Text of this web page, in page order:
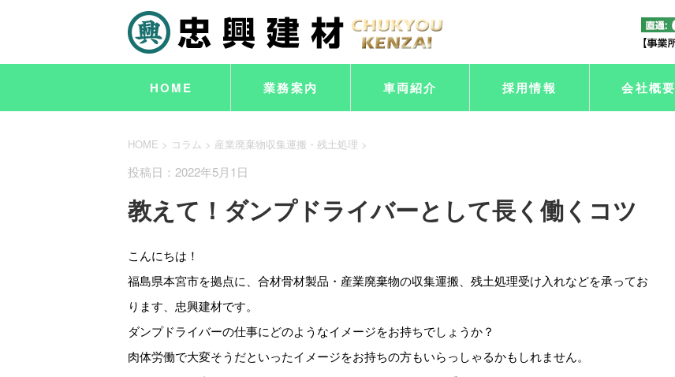
HOME 業務案内 車両紹介 採用情報 会社概要
HOME > コラム > 産業廃棄物収集運搬・残土処理 >
投稿日：2022年5月1日
教えて！ダンプドライバーとして長く働くコツ
こんにちは！
福島県本宮市を拠点に、合材骨材製品・産業廃棄物の収集運搬、残土処理受け入れなどを承ってお
ります、忠興建材です。
ダンプドライバーの仕事にどのようなイメージをお持ちでしょうか？
肉体労働で大変そうだといったイメージをお持ちの方もいらっしゃるかもしれません。